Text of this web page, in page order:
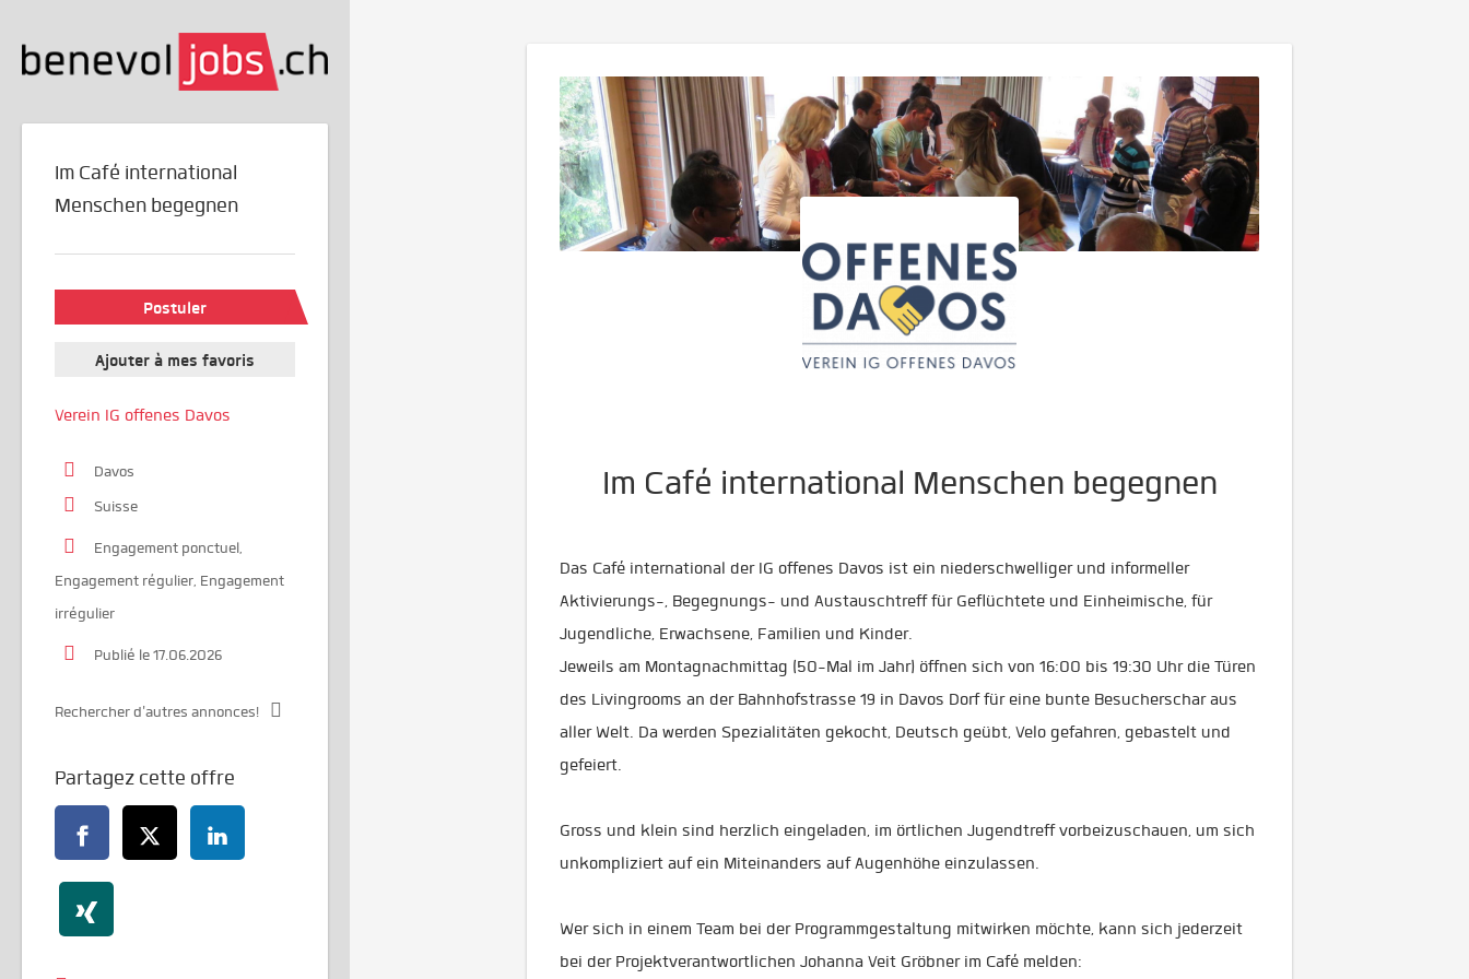
Im Café international Menschen begegnen
Das Café international der IG offenes Davos ist ein niederschwelliger und informeller
Aktivierungs-, Begegnungs- und Austauschtreff für Geflüchtete und Einheimische, für
Jugendliche, Erwachsene, Familien und Kinder.
Jeweils am Montagnachmittag (50-Mal im Jahr) öffnen sich von 16:00 bis 19:30 Uhr die Türen
des Livingrooms an der Bahnhofstrasse 19 in Davos Dorf für eine bunte Besucherschar aus
aller Welt. Da werden Spezialitäten gekocht, Deutsch geübt, Velo gefahren, gebastelt und
gefeiert.
Gross und klein sind herzlich eingeladen, im örtlichen Jugendtreff vorbeizuschauen, um sich
unkompliziert auf ein Miteinanders auf Augenhöhe einzulassen.
Wer sich in einem Team bei der Programmgestaltung mitwirken möchte, kann sich jederzeit
bei der Projektverantwortlichen Johanna Veit Gröbner im Café melden:
Im Café international
Menschen begegnen
Postuler
Ajouter à mes favoris
Verein IG offenes Davos
Davos
Suisse
Engagement ponctuel,
Engagement régulier, Engagement
irrégulier
Publié le 17.06.2026
Rechercher d'autres annonces!
Partagez cette offre